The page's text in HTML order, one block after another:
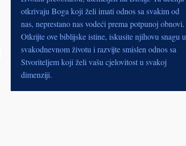
otkrivaju Boga koji želi imati odnos sa svakim od
nas, neprestano nas vodeći prema potpunoj obnovi.
Otkrijte ove biblijske istine, iskusite njihovu snagu u
svakodnevnom životu i razvijte smislen odnos sa
Stvoriteljem koji želi vašu cjelovitost u svakoj
dimenziji.